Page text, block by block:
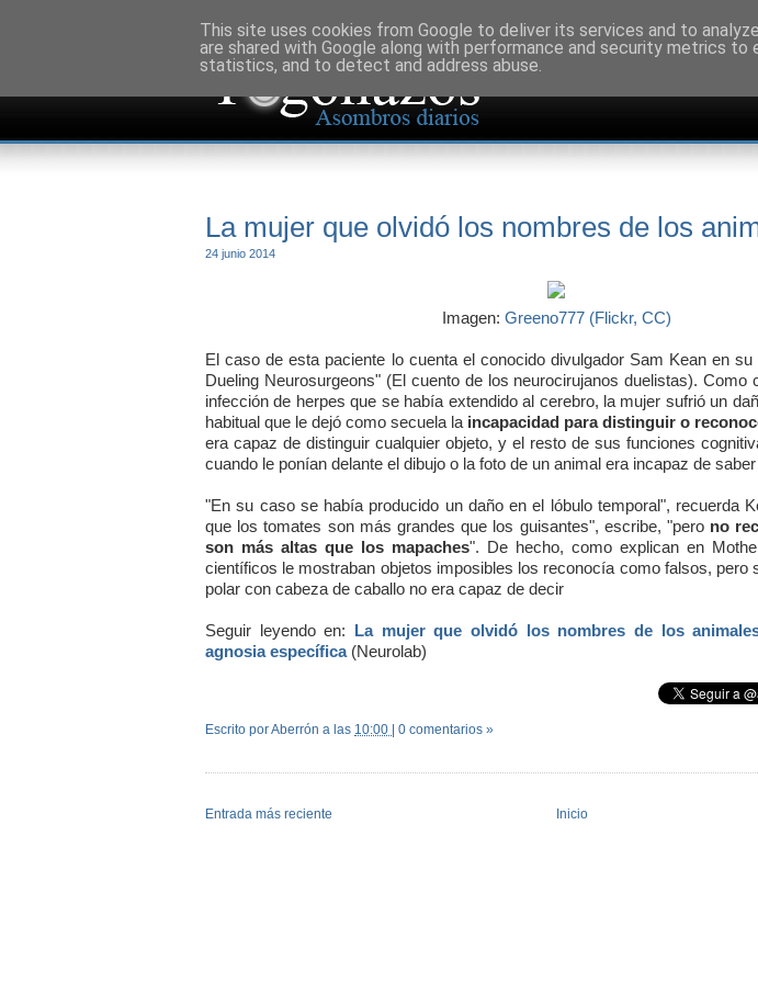
La mujer que olvidó los nombres de los
24 junio 2014
Imagen: Greeno777 (Flickr, CC)
El caso de esta paciente lo cuenta el conocido divulgador Sam Kean en su
Dueling Neurosurgeons" (El cuento de los neurocirujanos duelistas). Como
infección de herpes que se había extendido al cerebro, la mujer sufrió un
habitual que le dejó como secuela la incapacidad para distinguir o
era capaz de distinguir cualquier objeto, y el resto de sus funciones
cuando le ponían delante el dibujo o la foto de un animal era incapaz de
"En su caso se había producido un daño en el lóbulo temporal", recuerda
que los tomates son más grandes que los guisantes", escribe, "pero no
son más altas que los mapaches". De hecho, como explican en
científicos le mostraban objetos imposibles los reconocía como falsos, pero
polar con cabeza de caballo no era capaz de decir
Seguir leyendo en: La mujer que olvidó los nombres de los
agnosia específica(Neurolab)
Escrito por Aberrón a las 10:00 | 0 comentarios »
Entrada más reciente Inicio
This site uses cookies from Google to deliver its services and to
are shared with Google along with performance and security metrics to
statistics, and to detect and address abuse.